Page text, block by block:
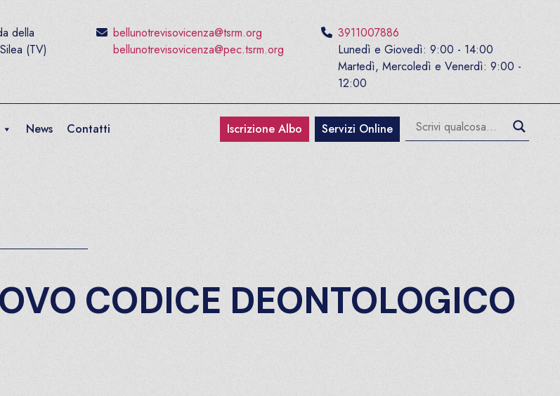
della
(TV)
bellunotrevisovicenza@tsrm.org
bellunotrevisovicenza@pec.tsrm.org
3911007886
Lunedì e Giovedì: 9:00 - 14:00
Martedì, Mercoledì e Venerdì: 9:00 -
12:00
News Contatti Iscrizione Albo Servizi Online
CODICE DEONTOLOGICO